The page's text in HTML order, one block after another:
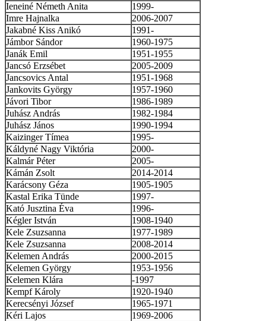
Ieneiné Németh Anita
1999-
Imre Hajnalka
2006-2007
Jakabné Kiss Anikó
1991-
Jámbor Sándor
1960-1975
Janák Emil
1951-1955
Jancsó Erzsébet
2005-2009
Jancsovics Antal
1951-1968
Jankovits György
1957-1960
Jávori Tibor
1986-1989
Juhász András
1982-1984
Juhász János
1990-1994
Kaizinger Tímea
1995-
Káldyné Nagy Viktória
2000-
Kalmár Péter
2005-
Kámán Zsolt
2014-2014
Karácsony Géza
1905-1905
Kastal Erika Tünde
1997-
Kató Jusztina Éva
1996-
Kégler István
1908-1940
Kele Zsuzsanna
1977-1989
Kele Zsuzsanna
2008-2014
Kelemen András
2000-2015
Kelemen György
1953-1956
Kelemen Klára
-1997
Kempf Károly
1920-1940
Kerecsényi József
1965-1971
Kéri Lajos
1969-2006